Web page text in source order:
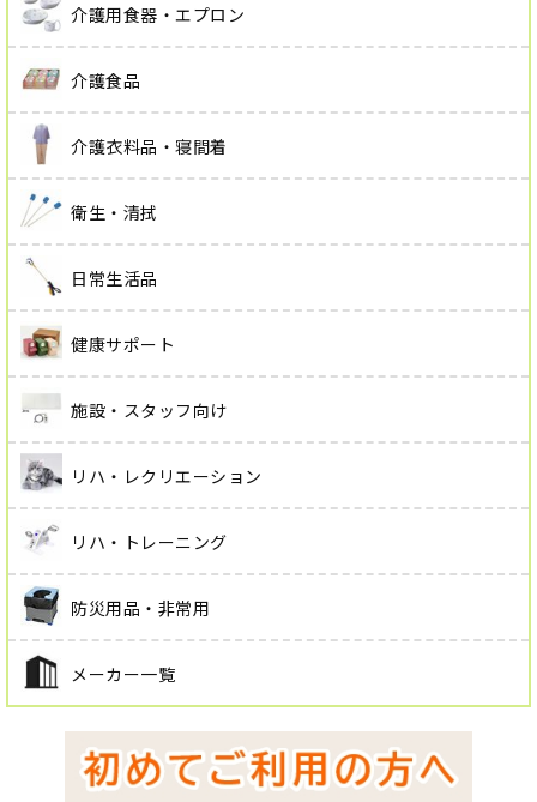
介護用食器・エプロン
介護食品
介護衣料品・寝間着
衛生・清拭
日常生活品
健康サポート
施設・スタッフ向け
リハ・レクリエーション
リハ・トレーニング
防災用品・非常用
メーカー一覧